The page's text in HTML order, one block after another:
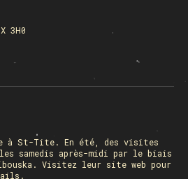
3H0
à St-Tite. En été, des visites
samedis après-midi par le biais
Visitez leur site web pour
31 déc. et 01 janvier